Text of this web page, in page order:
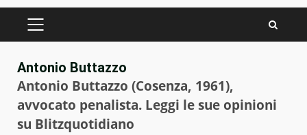
PRIMARY
Antonio Buttazzo
Antonio Buttazzo (Cosenza, 1961),
avvocato penalista. Leggi le sue opinioni
su Blitzquotidiano